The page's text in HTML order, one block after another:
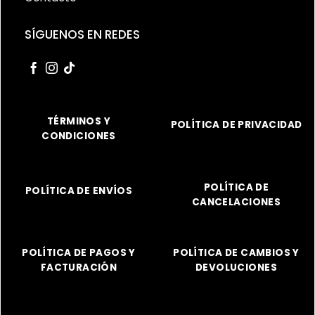
SÍGUENOS EN REDES
TÉRMINOS Y
CONDICIONES
POLÍTICA DE PRIVACIDAD
POLÍTICA DE ENVÍOS
POLÍTICA DE
CANCELACIONES
POLÍTICA DE PAGOS Y
FACTURACIÓN
POLÍTICA DE CAMBIOS Y
DEVOLUCIONES